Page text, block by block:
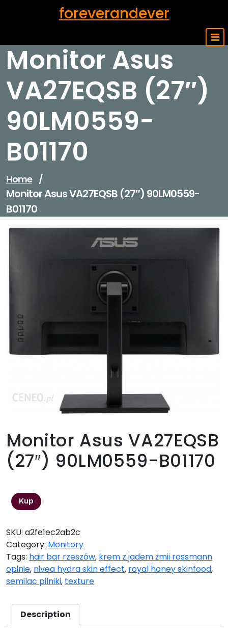
foreverandever
Monitor Asus
VA27EQSB (27″)
90LM0559-
B01170
Home /
Monitor Asus VA27EQSB (27″) 90LM0559-
B01170
Monitor Asus VA27EQSB
(27″) 90LM0559-B01170
Kup
SKU: a2fe1ec2ab2c
Category: Monitory
Tags: hair bar rzeszów, krem z jadem żmii rossmann
opinie, nivea hydra skin effect, royal honey skinfood,
semilac pilniki, texture
Description